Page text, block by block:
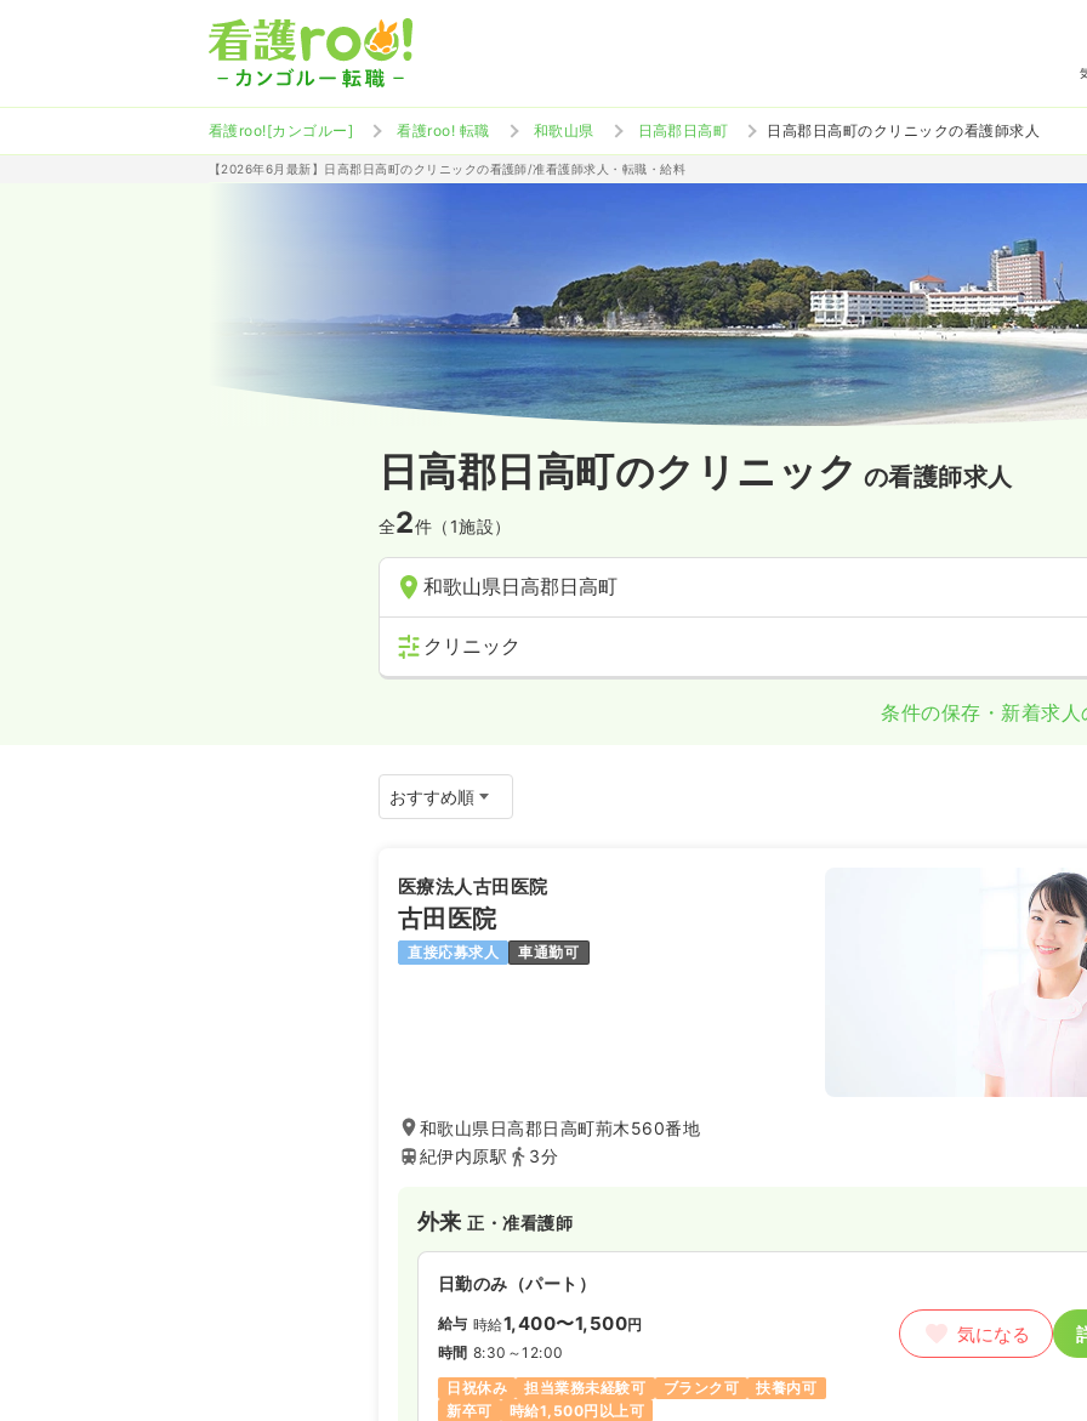
看護roo![カンゴルー] 看護roo! 転職 和歌山県 日高郡日高町 日高郡日高町のクリニックの看護師求人
【2026年6月最新】日高郡日高町のクリニックの看護師/准看護師求人・転職・給料
日高郡日高町のクリニック の看護師求人
全2件（1施設）
和歌山県日高郡日高町
クリニック
条件の保存・新着求
医療法人古田医院
古田医院
直接応募求人 車通勤可
和歌山県日高郡日高町荊木560番地
紀伊内原駅
3分
外来正・准看護師
日勤のみ（パート）
給与 時給1,400〜1,500円
時間 8:30～12:00
日祝休み
担当業務未経験可 ブランク可
扶養内可
新卒可
時給1,500円以上可
気になる